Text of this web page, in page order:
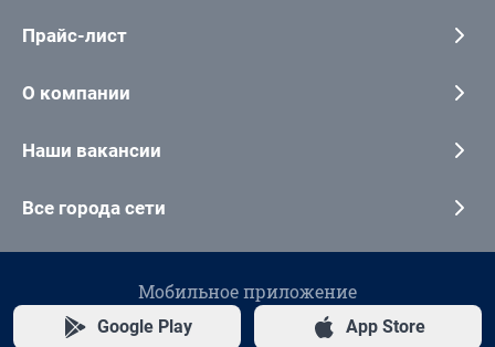
Прайс-лист
О компании
Наши вакансии
Все города сети
Мобильное приложение
Google Play App Store